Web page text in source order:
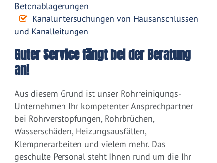
Betonablagerungen
Kanaluntersuchungen von Hausanschlüssen
und Kanalleitungen
Guter Service fängt bei der Beratung
an!
Aus diesem Grund ist unser Rohrreinigungs-
Unternehmen Ihr kompetenter Ansprechpartner
bei Rohrverstopfungen, Rohrbrüchen,
Wasserschäden, Heizungsausfällen,
Klempnerarbeiten und vielem mehr. Das
geschulte Personal steht Ihnen rund um die Ihr